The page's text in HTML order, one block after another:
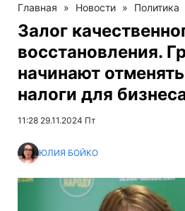
Главная » Новости » Политика
Залог
восстановления.
начинают
налоги для
11:28 29.11.2024 Пт
ЮЛИЯ БОЙКО